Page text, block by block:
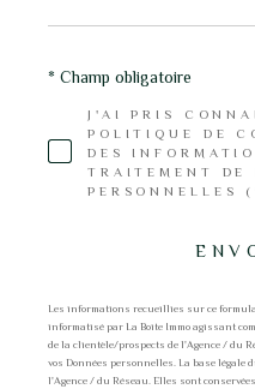
J'AI PRIS
POLITIQUE DE
DES
TRAITEMENT DE
PERSONNELLES
* Champ obligatoire
Les informations recueillies sur ce
informatisé par La Boite Immo agissant
de la clientèle/prospects de l'Agence / du
vos Données personnelles. La base
l'Agence / du Réseau. Elles sont